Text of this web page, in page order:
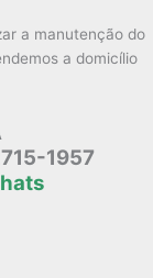
a manutenção do
a domicílio
1957